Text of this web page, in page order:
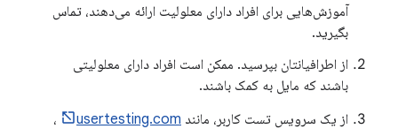
آموزش‌هایی برای افراد دارای معلولیت ارائه می‌دهند، تماس
بگیرید.
از اطرافیانتان بپرسید. ممکن است افراد دارای معلولیتی
باشند که مایل به کمک باشند.
از یک سرویس تست کاربر، مانند usertesting.com
،